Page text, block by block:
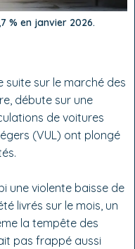
% en janvier 2026.
suite sur le marché des
débute sur une
de voitures
(VUL) ont plongé
une violente baisse de
livrés sur le mois, un
la tempête des
pas frappé aussi